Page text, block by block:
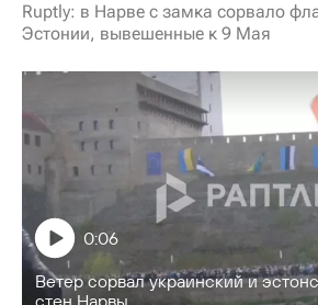
Ruptly: в Нарве с замка сорвало
Эстонии, вывешенные к 9 Мая
Ветер сорвал украинский и
стен Нарвы
0:06